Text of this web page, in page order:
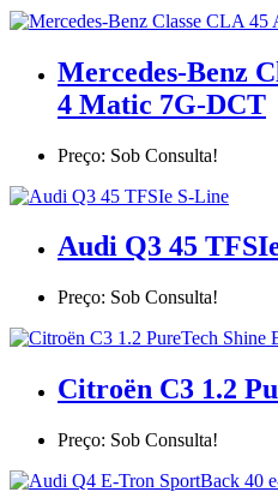
Mercedes-Benz
4 Matic 7G-DCT
Preço: Sob Consulta!
Audi Q3 45
Preço: Sob Consulta!
Citroën C3 1.2
Preço: Sob Consulta!